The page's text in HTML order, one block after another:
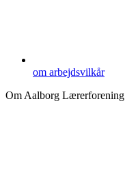
om arbejdsvilkår
Om Aalborg Lærerforening